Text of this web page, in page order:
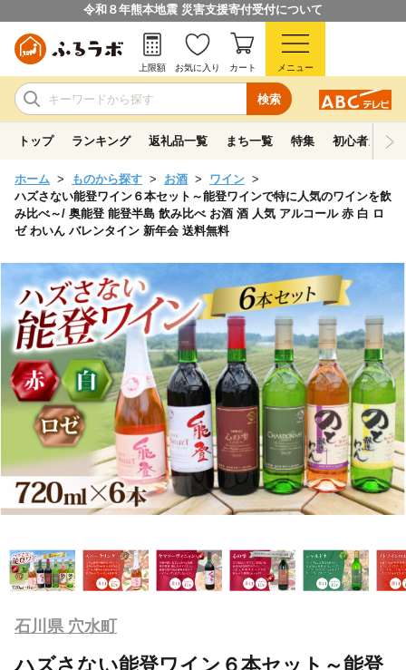
令和８年熊本地震 災害支援寄付受付について
検索
上限額 お気に入り カート メニュー
トップ ランキング 返礼品一覧 まち一覧 特集 初心者ガイド
ホーム ものから探す お酒
ワイン
ハズさない能登ワイン６本セット～能登ワインで特に人気のワインを飲
み比べ～/ 奥能登 能登半島 飲み比べ お酒 酒 人気 アルコール 赤 白 ロ
ゼ わいん バレンタイン 新年会 送料無料
石川県 穴水町
ハズさない能登ワイン６本セット～能登